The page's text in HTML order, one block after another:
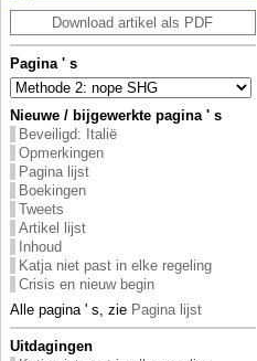
Download artikel als PDF
Pagina ' s
Nieuwe / bijgewerkte pagina ' s
Beveiligd: Italië
Opmerkingen
Pagina lijst
Boekingen
Tweets
Artikel lijst
Inhoud
Katja niet past in elke regeling
Crisis en nieuw begin
Alle pagina ' s, zie Pagina lijst
Uitdagingen